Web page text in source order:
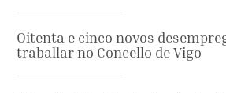
Oitenta e cinco novos
traballar no Concello de Vigo